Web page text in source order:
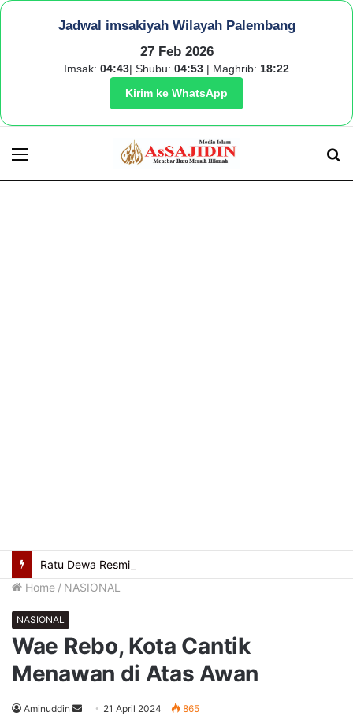
Jadwal imsakiyah Wilayah Palembang
27 Feb 2026
Imsak: 04:43| Shubu: 04:53 | Maghrib: 18:22
Kirim ke WhatsApp
Menu
Home / NASIONAL
NASIONAL
Wae Rebo, Kota Cantik
Menawan di Atas Awan
Aminuddin
Send 21 April 2024 865